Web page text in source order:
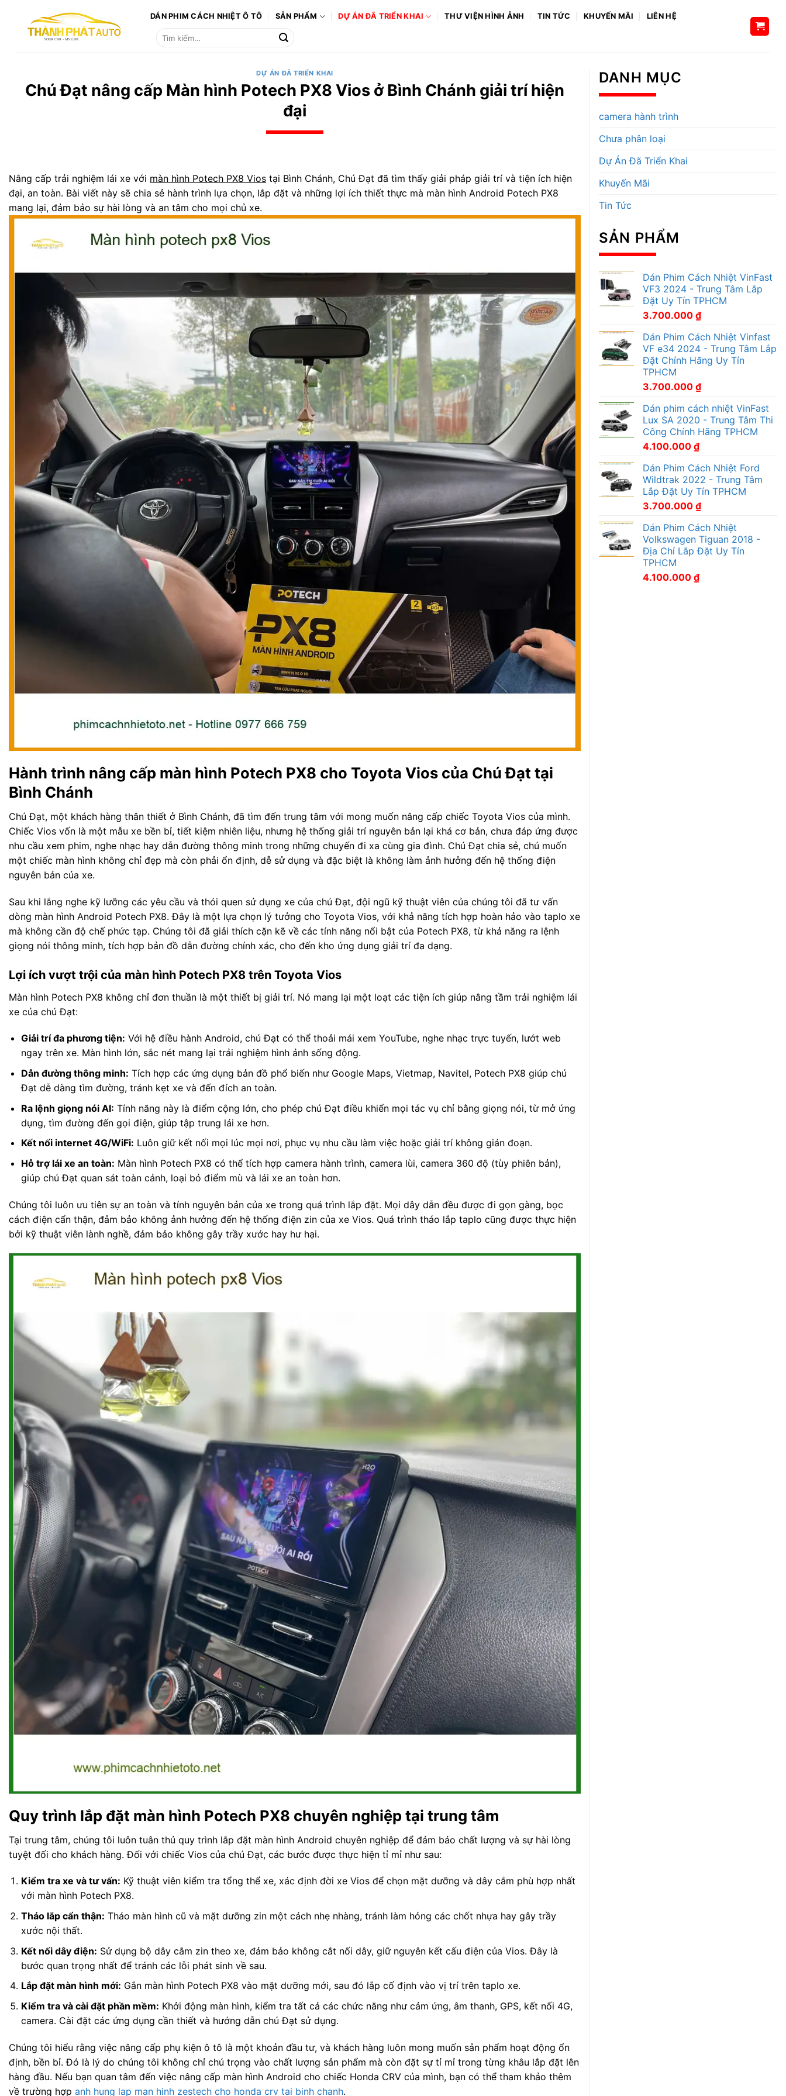
dung
DÁN PHIM CÁCH NHIỆT Ô TÔ SẢN PHẨM DỰ ÁN ĐÃ TRIỂN KHAI THƯ VIỆN HÌNH ẢNH TIN TỨC KHUYẾN MÃI
LIÊN HỆ
Tìm
DỰ ÁN ĐÃ TRIỂN KHAI
Chú Đạt nâng cấp Màn hình Potech PX8 Vios ở Bình Chánh giải trí hiện
đại
Nâng cấp trải nghiệm lái xe với màn hình Potech PX8 Vios tại Bình Chánh, Chú Đạt đã tìm thấy giải pháp giải trí và tiện ích hiện
đại, an toàn. Bài viết này sẽ chia sẻ hành trình lựa chọn, lắp đặt và những lợi ích thiết thực mà màn hình Android Potech PX8
mang lại, đảm bảo sự hài lòng và an tâm cho mọi chủ xe.
Hành trình nâng cấp màn hình Potech PX8 cho Toyota Vios của Chú Đạt tại
Bình Chánh
Chú Đạt, một khách hàng thân thiết ở Bình Chánh, đã tìm đến trung tâm với mong muốn nâng cấp chiếc Toyota Vios của mình.
Chiếc Vios vốn là một mẫu xe bền bỉ, tiết kiệm nhiên liệu, nhưng hệ thống giải trí nguyên bản lại khá cơ bản, chưa đáp ứng được
nhu cầu xem phim, nghe nhạc hay dẫn đường thông minh trong những chuyến đi xa cùng gia đình. Chú Đạt chia sẻ, chú muốn
một chiếc màn hình không chỉ đẹp mà còn phải ổn định, dễ sử dụng và đặc biệt là không làm ảnh hưởng đến hệ thống điện
nguyên bản của xe.
Sau khi lắng nghe kỹ lưỡng các yêu cầu và thói quen sử dụng xe của chú Đạt, đội ngũ kỹ thuật viên của chúng tôi đã tư vấn
dòng màn hình Android Potech PX8. Đây là một lựa chọn lý tưởng cho Toyota Vios, với khả năng tích hợp hoàn hảo vào taplo xe
mà không cần độ chế phức tạp. Chúng tôi đã giải thích cặn kẽ về các tính năng nổi bật của Potech PX8, từ khả năng ra lệnh
giọng nói thông minh, tích hợp bản đồ dẫn đường chính xác, cho đến kho ứng dụng giải trí đa dạng.
Lợi ích vượt trội của màn hình Potech PX8 trên Toyota Vios
Màn hình Potech PX8 không chỉ đơn thuần là một thiết bị giải trí. Nó mang lại một loạt các tiện ích giúp nâng tầm trải nghiệm lái
xe của chú Đạt:
Giải trí đa phương tiện: Với hệ điều hành Android, chú Đạt có thể thoải mái xem YouTube, nghe nhạc trực tuyến, lướt web
ngay trên xe. Màn hình lớn, sắc nét mang lại trải nghiệm hình ảnh sống động.
Dẫn đường thông minh: Tích hợp các ứng dụng bản đồ phổ biến như Google Maps, Vietmap, Navitel, Potech PX8 giúp chú
Đạt dễ dàng tìm đường, tránh kẹt xe và đến đích an toàn.
Ra lệnh giọng nói AI: Tính năng này là điểm cộng lớn, cho phép chú Đạt điều khiển mọi tác vụ chỉ bằng giọng nói, từ mở ứng
dụng, tìm đường đến gọi điện, giúp tập trung lái xe hơn.
Kết nối internet 4G/WiFi: Luôn giữ kết nối mọi lúc mọi nơi, phục vụ nhu cầu làm việc hoặc giải trí không gián đoạn.
Hỗ trợ lái xe an toàn: Màn hình Potech PX8 có thể tích hợp camera hành trình, camera lùi, camera 360 độ (tùy phiên bản),
giúp chú Đạt quan sát toàn cảnh, loại bỏ điểm mù và lái xe an toàn hơn.
Chúng tôi luôn ưu tiên sự an toàn và tính nguyên bản của xe trong quá trình lắp đặt. Mọi dây dẫn đều được đi gọn gàng, bọc
cách điện cẩn thận, đảm bảo không ảnh hưởng đến hệ thống điện zin của xe Vios. Quá trình tháo lắp taplo cũng được thực hiện
bởi kỹ thuật viên lành nghề, đảm bảo không gây trầy xước hay hư hại.
Quy trình lắp đặt màn hình Potech PX8 chuyên nghiệp tại trung tâm
Tại trung tâm, chúng tôi luôn tuân thủ quy trình lắp đặt màn hình Android chuyên nghiệp để đảm bảo chất lượng và sự hài lòng
tuyệt đối cho khách hàng. Đối với chiếc Vios của chú Đạt, các bước được thực hiện tỉ mỉ như sau:
Kiểm tra xe và tư vấn: Kỹ thuật viên kiểm tra tổng thể xe, xác định đời xe Vios để chọn mặt dưỡng và dây cắm phù hợp nhất
với màn hình Potech PX8.
Tháo lắp cẩn thận: Tháo màn hình cũ và mặt dưỡng zin một cách nhẹ nhàng, tránh làm hỏng các chốt nhựa hay gây trầy
xước nội thất.
Kết nối dây điện: Sử dụng bộ dây cắm zin theo xe, đảm bảo không cắt nối dây, giữ nguyên kết cấu điện của Vios. Đây là
bước quan trọng nhất để tránh các lỗi phát sinh về sau.
Lắp đặt màn hình mới: Gắn màn hình Potech PX8 vào mặt dưỡng mới, sau đó lắp cố định vào vị trí trên taplo xe.
Kiểm tra và cài đặt phần mềm: Khởi động màn hình, kiểm tra tất cả các chức năng như cảm ứng, âm thanh, GPS, kết nối 4G,
camera. Cài đặt các ứng dụng cần thiết và hướng dẫn chú Đạt sử dụng.
Chúng tôi hiểu rằng việc nâng cấp phụ kiện ô tô là một khoản đầu tư, và khách hàng luôn mong muốn sản phẩm hoạt động ổn
định, bền bỉ. Đó là lý do chúng tôi không chỉ chú trọng vào chất lượng sản phẩm mà còn đặt sự tỉ mỉ trong từng khâu lắp đặt lên
hàng đầu. Nếu bạn quan tâm đến việc nâng cấp màn hình Android cho chiếc Honda CRV của mình, bạn có thể tham khảo thêm
về trường hợp anh hung lap man hinh zestech cho honda crv tai binh chanh.
DANH MỤC
camera hành trình
Chưa phân loại
Dự Án Đã Triển Khai
Khuyến Mãi
Tin Tức
SẢN PHẨM
Dán Phim Cách Nhiệt VinFast
VF3 2024 - Trung Tâm Lắp
Đặt Uy Tín TPHCM
3.700.000 ₫
Dán Phim Cách Nhiệt Vinfast
VF e34 2024 - Trung Tâm Lắp
Đặt Chính Hãng Uy Tín
TPHCM
3.700.000 ₫
Dán phim cách nhiệt VinFast
Lux SA 2020 - Trung Tâm Thi
Công Chính Hãng TPHCM
4.100.000 ₫
Dán Phim Cách Nhiệt Ford
Wildtrak 2022 - Trung Tâm
Lắp Đặt Uy Tín TPHCM
3.700.000 ₫
Dán Phim Cách Nhiệt
Volkswagen Tiguan 2018 -
Địa Chỉ Lắp Đặt Uy Tín
TPHCM
4.100.000 ₫